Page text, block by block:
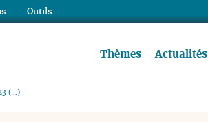
Thèmes Actualités
(…)
Outils